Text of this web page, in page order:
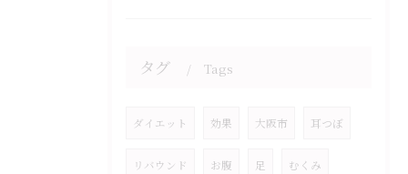
タグ Tags
ダイエット 効果 大阪市 耳つぼ
リバウンド お腹 足 むくみ